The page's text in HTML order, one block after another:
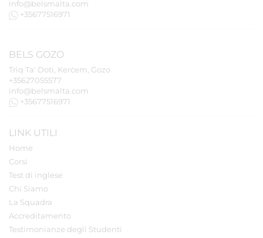
info@belsmalta.com
+35677516971
BELS GOZO
Triq Ta' Doti, Kerċem, Gozo
+35627055577
info@belsmalta.com
+35677516971
LINK UTILI
Home
Corsi
Test di inglese
Chi Siamo
La Squadra
Accreditamento
Testimonianze degli Studenti